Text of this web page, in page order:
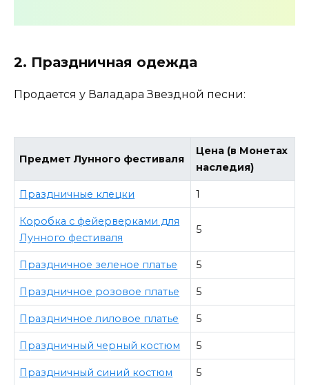
2. Праздничная одежда
Продается у Валадара Звездной песни:
Предмет Лунного фестиваля
Цена (в Монетах
наследия)
Праздничные клецки 1
Коробка с фейерверками для
Лунного фестиваля
5
Праздничное зеленое платье 5
Праздничное розовое платье 5
Праздничное лиловое платье 5
Праздничный черный костюм 5
Праздничный синий костюм 5